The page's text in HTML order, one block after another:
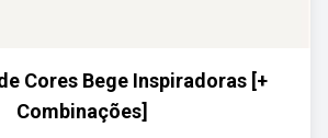
Cores Bege Inspiradoras [+
Combinações]